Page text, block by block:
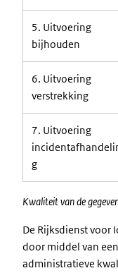
5. Uitvoering
bijhouden
6. Uitvoering
verstrekking
7. Uitvoering
g
Kwaliteit van de
De Rijksdienst voor
door middel van
administratieve